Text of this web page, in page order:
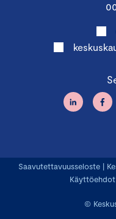
©
Saavutettavuusseloste |
Käyttöehdot